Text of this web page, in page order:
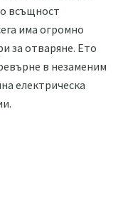
всъщност
има огромно
за отваряне. Ето
в незаменим
електрическа